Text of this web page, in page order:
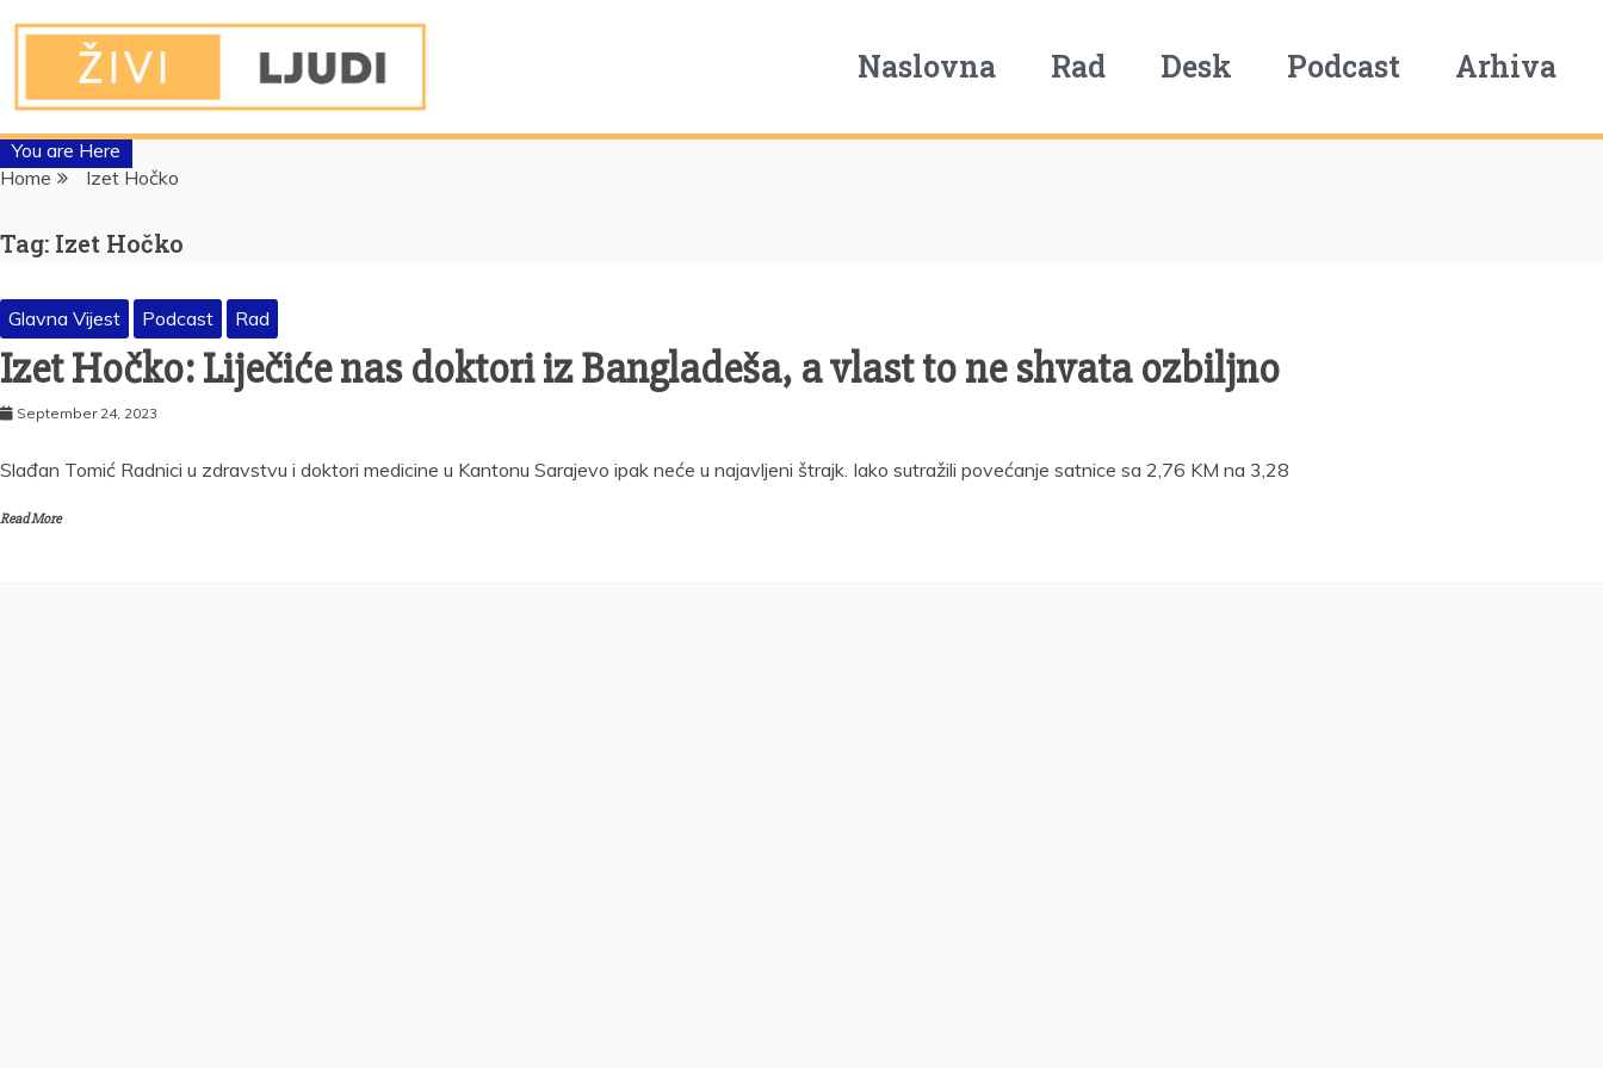
Naslovna Rad Desk Podcast Arhiva
You are Here
Home
Izet Hočko
Tag: Izet Hočko
Glavna Vijest Podcast Rad
Izet Hočko: Liječiće nas doktori iz Bangladeša, a vlast to ne shvata ozbiljno
September 24, 2023
Slađan Tomić Radnici u zdravstvu i doktori medicine u Kantonu Sarajevo ipak neće u najavljeni štrajk. Iako sutražili povećanje satnice sa 2,76 KM na 3,28
Read More